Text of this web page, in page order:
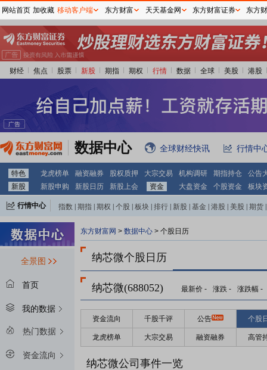
财经 焦点 股票 新股 期指 期权 行情 数据 全球 美股 港股
数据中心 全球财经快讯 行情中
特色 龙虎榜单 融资融券 股权质押 大宗交易 机构调研 期指持仓
公告
新股
新股申购 新股日历 新股上会 资金 大盘资金 个股资金 板块
行情中心 指数 期指 期权 个股 板块 排行 新股 基金 港股 美股 期货
全景图
首页
我的数据
热门数据
资金流向
东方财富网 > 数据中心 > 个股日历
纳芯微个股日历
纳芯微(688052) 最新价 - 涨跌 - 涨跌幅 -
资金流向 千股千评 公告 个股
龙虎榜单 大宗交易 融资融券 高管
纳芯微公司事件一览
2026-08-28
预约披露日：
网站首页 加收藏 移动客户端 东方财富 天天基金网 东方财富证券 东方